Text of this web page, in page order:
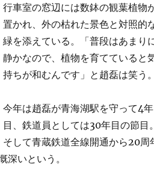
行車室の窓辺には数鉢の観葉植物
置かれ、外の枯れた景色と対照的
緑を添えている。「普段はあまり
静かなので、植物を育てていると
持ちが和むんです」と趙磊は笑う。
今年は趙磊が青海湖駅を守って4年
目、鉄道員としては30年目の節目。
そして青蔵鉄道全線開通から20周
深いという。